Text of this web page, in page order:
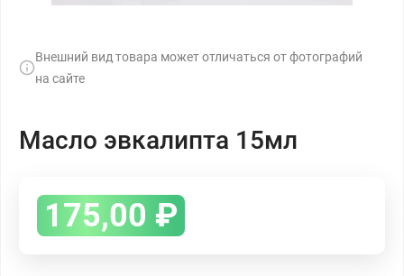
Внешний вид товара может отличаться от фотографий
на сайте
Масло эвкалипта 15мл
175,00 ₽